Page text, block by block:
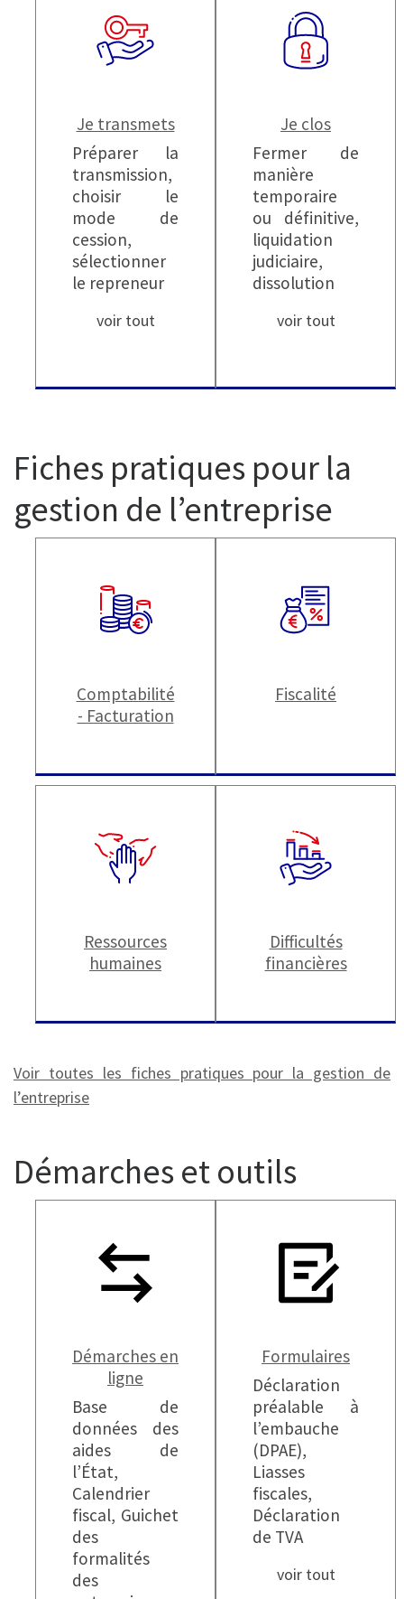
Je transmets
Préparer la
transmission,
choisir le
mode de
cession,
sélectionner
le repreneur
voir tout
Je clos
Fermer de
manière
temporaire
ou définitive,
liquidation
judiciaire,
dissolution
voir tout
Fiches pratiques pour la
gestion de l’entreprise
Comptabilité
- Facturation
Fiscalité
Ressources
humaines
Difficultés
financières
Voir toutes les fiches pratiques pour la gestion de
l’entreprise
Démarches et outils
Démarches en
ligne
Base de
données des
aides de
l’État,
Calendrier
fiscal, Guichet
des
formalités
des
Formulaires
Déclaration
préalable à
l’embauche
(DPAE),
Liasses
fiscales,
Déclaration
de TVA
voir tout